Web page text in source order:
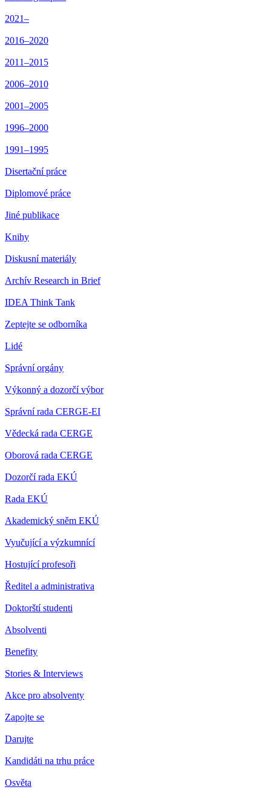
2021–
2016–2020
2011–2015
2006–2010
2001–2005
1996–2000
1991–1995
Disertační práce
Diplomové práce
Jiné publikace
Knihy
Diskusní materiály
Archív Research in Brief
IDEA Think Tank
Zeptejte se odborníka
Lidé
Správní orgány
Výkonný a dozorčí výbor
Správní rada CERGE-EI
Vědecká rada CERGE
Oborová rada CERGE
Dozorčí rada EKÚ
Rada EKÚ
Akademický sněm EKÚ
Vyučující a výzkumnící
Hostující profesoři
Ředitel a administrativa
Doktorští studenti
Absolventi
Benefity
Stories & Interviews
Akce pro absolventy
Zapojte se
Darujte
Kandidáti na trhu práce
Osvěta